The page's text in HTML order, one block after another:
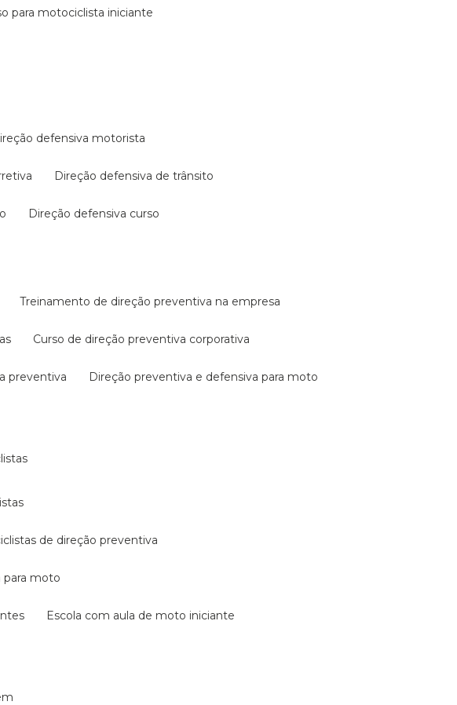
para motociclista iniciante
direção defensiva motorista
direção defensiva de trânsito
direção defensiva curso
treinamento de direção preventiva na empresa
curso de direção preventiva corporativa
preventiva direção preventiva e defensiva para moto
de direção preventiva
para moto
escola com aula de moto iniciante